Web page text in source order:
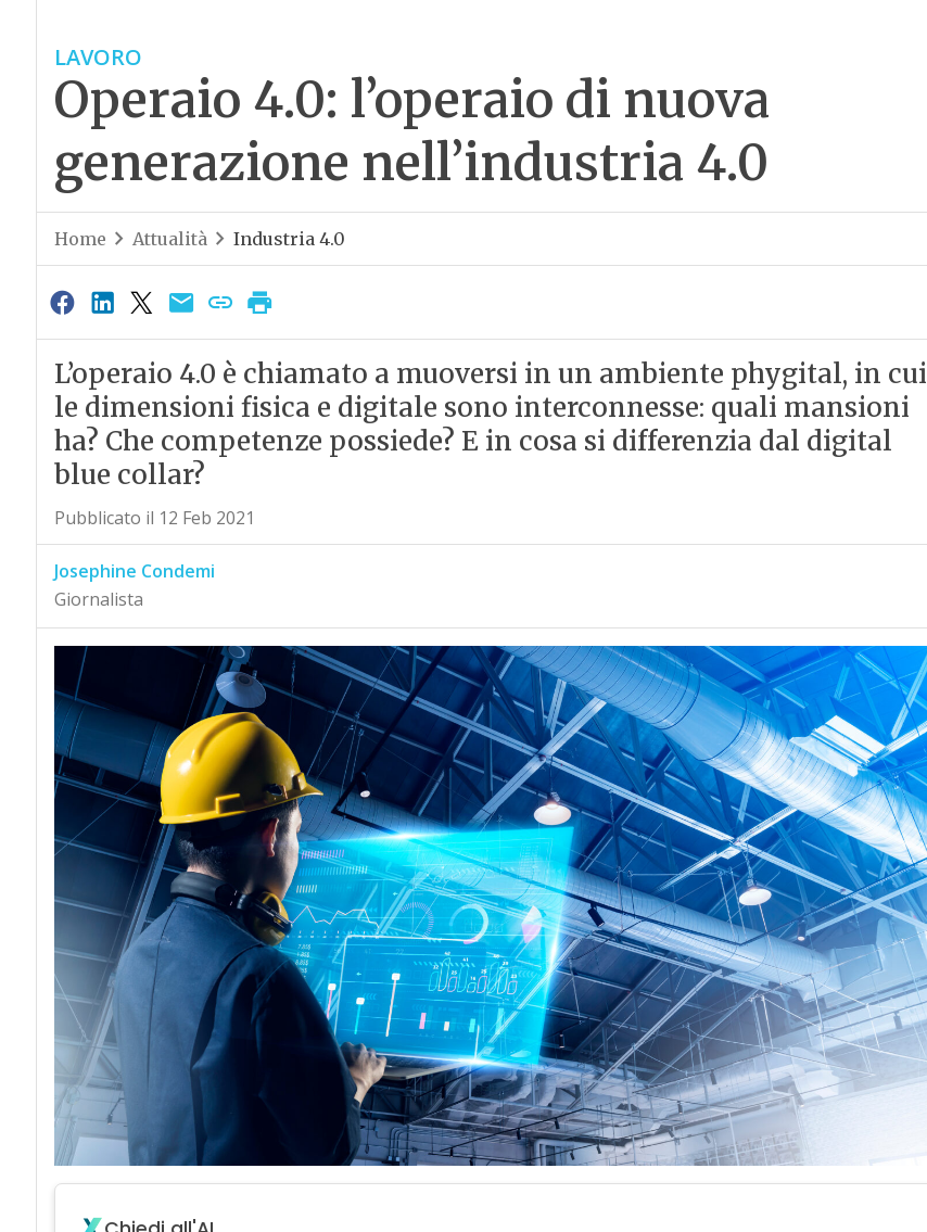
LAVORO
Operaio 4.0: l’operaio di nuova
generazione nell’industria 4.0
Home Attualità Industria 4.0
L’operaio 4.0 è chiamato a muoversi in un ambiente phygital, in cui
le dimensioni fisica e digitale sono interconnesse: quali mansioni
ha? Che competenze possiede? E in cosa si differenzia dal digital
blue collar?
Pubblicato il 12 Feb 2021
Josephine Condemi
Giornalista